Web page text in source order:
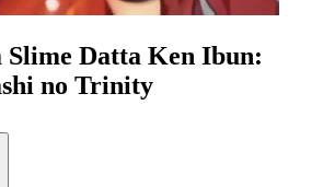
Slime Datta Ken Ibun:
no Trinity